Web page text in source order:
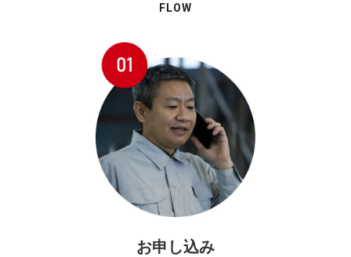
FLOW
お申し込み